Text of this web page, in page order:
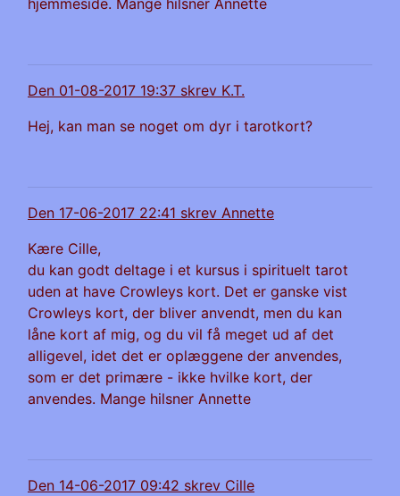
hjemmeside. Mange hilsner Annette
Den 01-08-2017 19:37 skrev K.T.
Hej, kan man se noget om dyr i tarotkort?
Den 17-06-2017 22:41 skrev Annette
Kære Cille,
du kan godt deltage i et kursus i spirituelt tarot
uden at have Crowleys kort. Det er ganske vist
Crowleys kort, der bliver anvendt, men du kan
låne kort af mig, og du vil få meget ud af det
alligevel, idet det er oplæggene der anvendes,
som er det primære - ikke hvilke kort, der
anvendes. Mange hilsner Annette
Den 14-06-2017 09:42 skrev Cille